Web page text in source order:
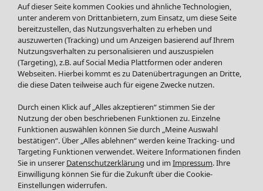
Alle anzeigen
Kleider
Tuniken
Blusen
Pullover & Shirts
Strickjacken
Röcke
Jacken & Mäntel
Leggings /Strumpfhosen
Accessoires
Schuhe
Bademode
SALE Zuhause
Auf dieser Seite kommen Cookies und ähnliche Technologien,
unter anderem von Drittanbietern, zum Einsatz, um diese Seite
bereitzustellen, das Nutzungsverhalten zu erheben und
auszuwerten (Tracking) und um Anzeigen basierend auf Ihrem
Nutzungsverhalten zu personalisieren und auszuspielen
(Targeting), z.B. auf Social Media Plattformen oder anderen
Webseiten. Hierbei kommt es zu Datenübertragungen an Dritte,
die diese Daten teilweise auch für eigene Zwecke nutzen.
Durch einen Klick auf „Alles akzeptieren“ stimmen Sie der
Nutzung der oben beschriebenen Funktionen zu. Einzelne
Funktionen auswählen können Sie durch „Meine Auswahl
bestätigen“. Über „Alles ablehnen“ werden keine Tracking- und
Targeting Funktionen verwendet. Weitere Informationen finden
Sie in unserer Datenschutzerklärung und im Impressum. Ihre
Einwilligung können Sie für die Zukunft über die Cookie-
Einstellungen widerrufen.